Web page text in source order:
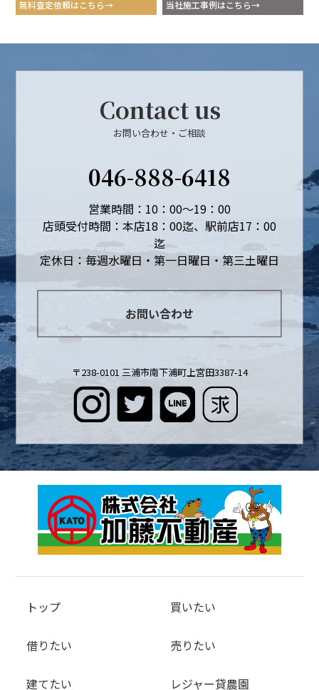
無料査定依頼はこちら 当社施工事例はこちら
Contact us
お問い合わせ・ご相談
046-888-6418
営業時間：10：00～19：00
店頭受付時間：本店18：00迄、駅前店17：00
迄
定休日：毎週水曜日・第一日曜日・第三土曜日
お問い合わせ
〒238-0101 三浦市南下浦町上宮田3387-14
トップ 買いたい
借りたい 売りたい
建てたい レジャー貸農園